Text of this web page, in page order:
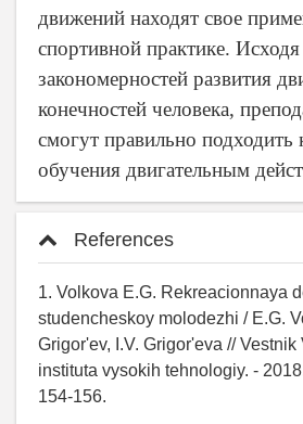
движений находят свое
спортивной практике.
закономерностей развития
конечностей человека,
смогут правильно подходить
обучения двигательным
References
1. Volkova E.G. Rekreacionnaya
studencheskoy molodezhi / E.G.
Grigor'ev, I.V. Grigor'eva //
instituta vysokih tehnologiy. -
154-156.